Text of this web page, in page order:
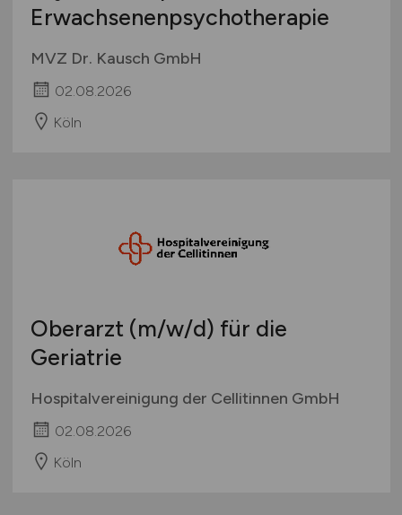
Erwachsenenpsychotherapie
MVZ Dr. Kausch GmbH
02.08.2026
Köln
Oberarzt (m/w/d) für die
Geriatrie
Hospitalvereinigung der Cellitinnen GmbH
02.08.2026
Köln